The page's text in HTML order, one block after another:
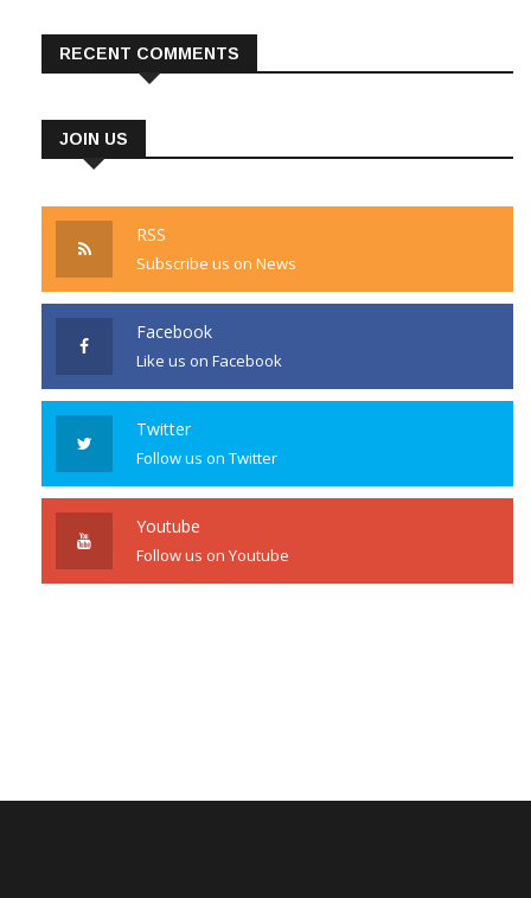
RECENT COMMENTS
JOIN US
RSS
Subscribe us on News
Facebook
Like us on Facebook
Twitter
Follow us on Twitter
Youtube
Follow us on Youtube